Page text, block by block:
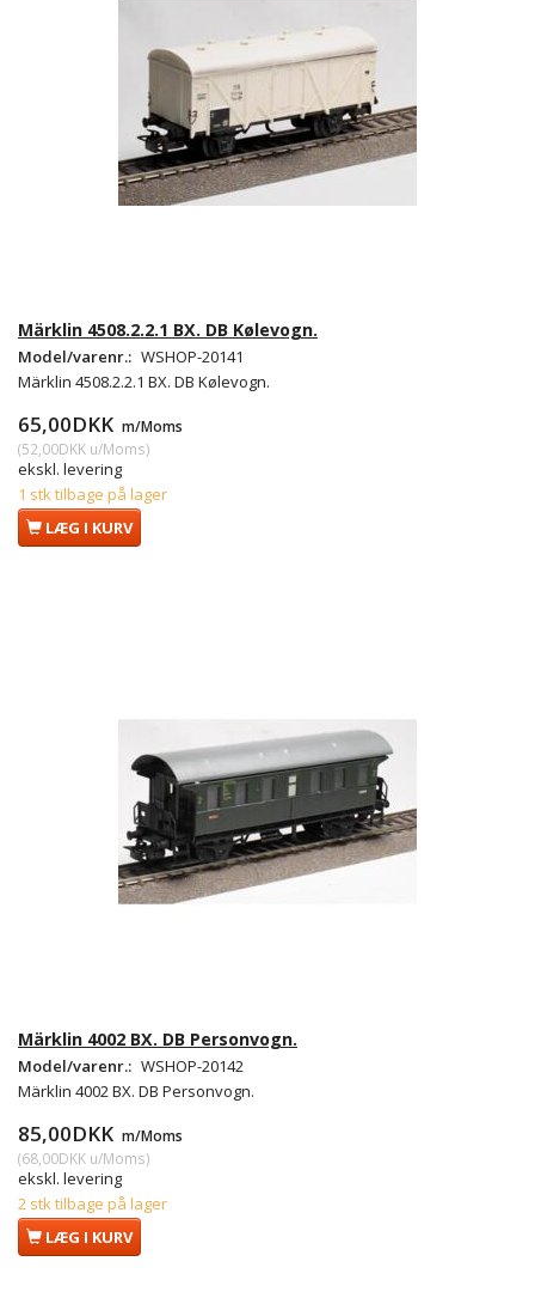
Märklin 4508.2.2.1 BX. DB Kølevogn.
Model/varenr.: WSHOP-20141
Märklin 4508.2.2.1 BX. DB Kølevogn.
65,00DKK m/Moms
(52,00DKK u/Moms)
ekskl. levering
1 stk tilbage på lager
LÆG I KURV
Märklin 4002 BX. DB Personvogn.
Model/varenr.: WSHOP-20142
Märklin 4002 BX. DB Personvogn.
85,00DKK m/Moms
(68,00DKK u/Moms)
ekskl. levering
2 stk tilbage på lager
LÆG I KURV